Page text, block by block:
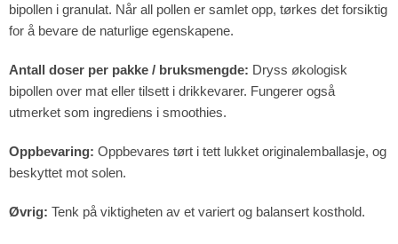
bipollen i granulat. Når all pollen er samlet opp, tørkes det forsiktig
for å bevare de naturlige egenskapene.
Antall doser per pakke / bruksmengde: Dryss økologisk
bipollen over mat eller tilsett i drikkevarer. Fungerer også
utmerket som ingrediens i smoothies.
Oppbevaring: Oppbevares tørt i tett lukket originalemballasje, og
beskyttet mot solen.
Øvrig: Tenk på viktigheten av et variert og balansert kosthold.